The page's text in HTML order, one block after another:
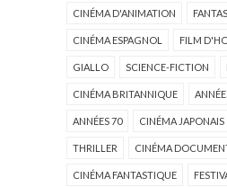
CINÉMA D'ANIMATION
CINÉMA ESPAGNOL FILM
GIALLO SCIENCE-FICTION
CINÉMA BRITANNIQUE
ANNÉES 70 CINÉMA JAPONAIS
THRILLER CINÉMA
CINÉMA FANTASTIQUE